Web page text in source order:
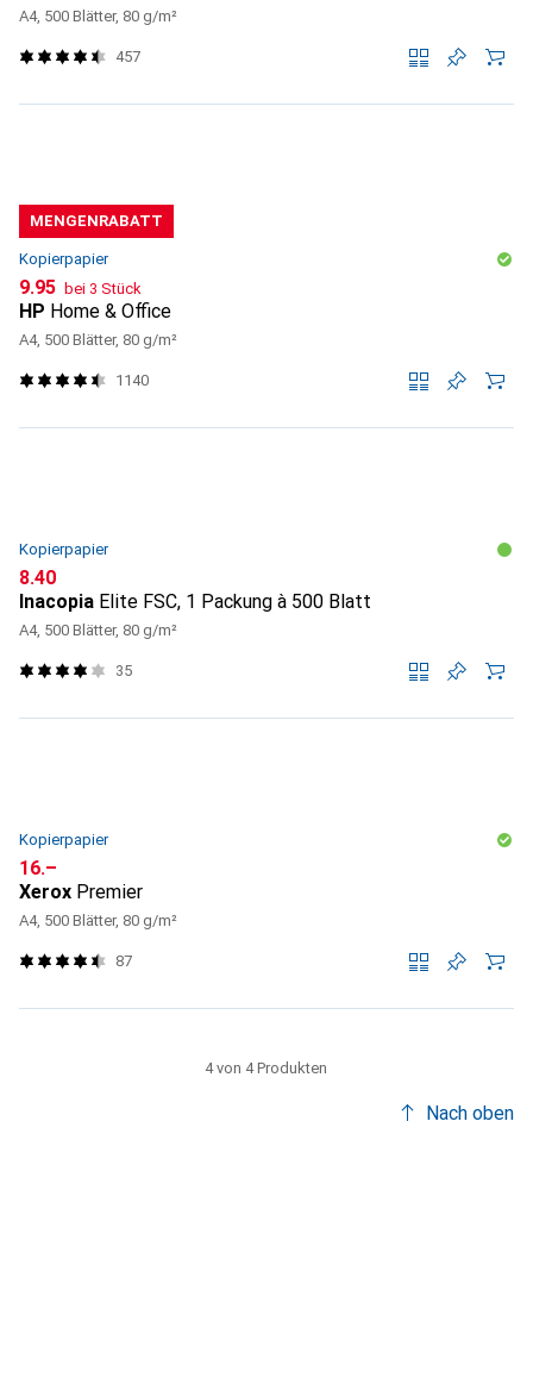
A4, 500 Blätter, 80 g/m²
457
MENGENRABATT
Kopierpapier
CHF
9.95 bei 3 Stück
HP Home & Office
A4, 500 Blätter, 80 g/m²
1140
Kopierpapier
CHF
8.40
Inacopia Elite FSC, 1 Packung à 500 Blatt
A4, 500 Blätter, 80 g/m²
35
Kopierpapier
CHF
16.–
Xerox Premier
A4, 500 Blätter, 80 g/m²
87
4 von 4 Produkten
Nach oben